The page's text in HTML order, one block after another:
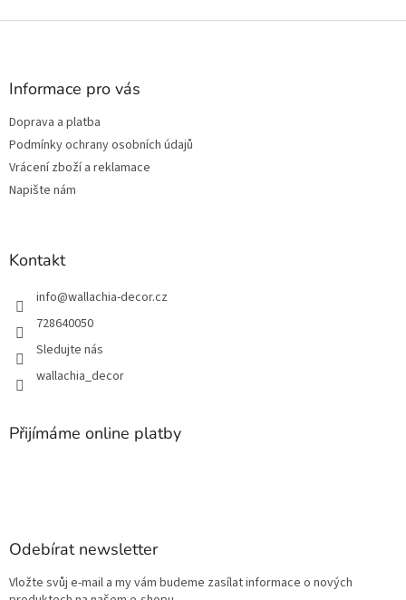
Z
Informace pro vás
Doprava a platba
Podmínky ochrany osobních údajů
Vrácení zboží a reklamace
Napište nám
Kontakt
info@wallachia-decor.cz
728640050
Sledujte nás
wallachia_decor
Přijímáme online platby
Odebírat newsletter
Vložte svůj e-mail a my vám budeme zasílat informace o nových